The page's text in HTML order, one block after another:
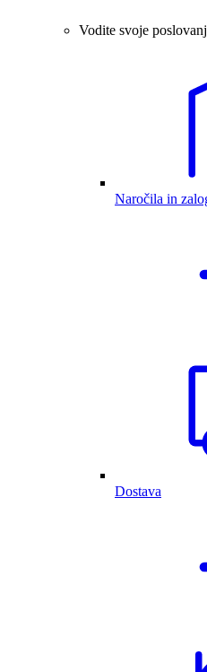
Vodite svoje
Naročila in
Dostava